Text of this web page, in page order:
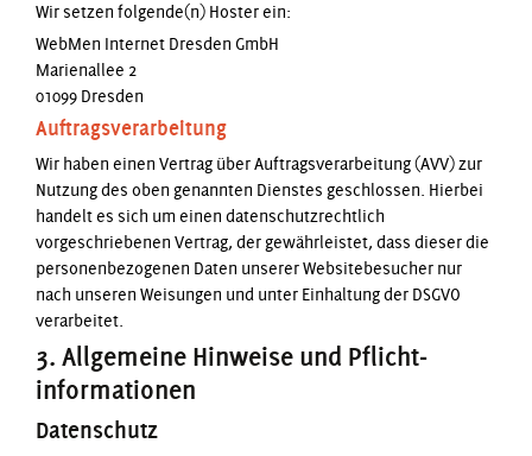
Wir setzen folgende(n) Hoster ein:
WebMen Internet Dresden GmbH
Marienallee 2
01099 Dresden
Auftragsverarbeitung
Wir haben einen Vertrag über Auftragsverarbeitung (AVV) zur
Nutzung des oben genannten Dienstes geschlossen. Hierbei
handelt es sich um einen datenschutzrechtlich
vorgeschriebenen Vertrag, der gewährleistet, dass dieser die
personenbezogenen Daten unserer Websitebesucher nur
nach unseren Weisungen und unter Einhaltung der DSGVO
verarbeitet.
3. Allgemeine Hinweise und Pflicht­
informationen
Datenschutz